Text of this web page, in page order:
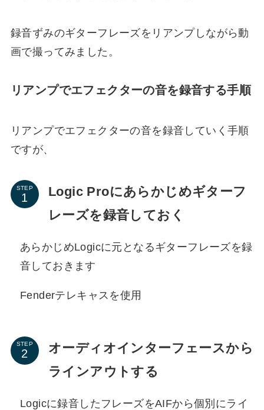
録音ずみのギターフレーズをリアンプしながら動
画で撮ってみました。
リアンプでエフェクターの音を録音する手順
リアンプでエフェクターの音を録音していく手順
ですが、
STEP
Logic Proにあらかじめギターフ
レーズを録音しておく
あらかじめLogicに元となるギターフレーズを録
音しておきます
Fenderテレキャスを使用
STEP
オーディオインターフェースから
ラインアウトする
Logicに録音したフレーズをAIFから個別にライ